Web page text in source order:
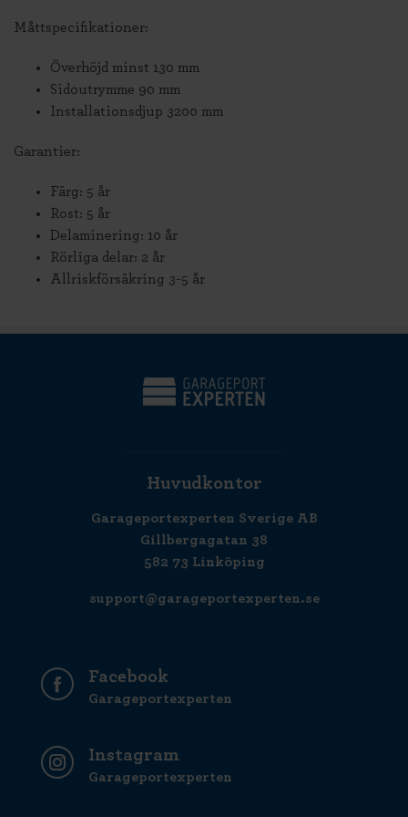
Måttspecifikationer:
Överhöjd minst 130 mm
Sidoutrymme 90 mm
Installationsdjup 3200 mm
Garantier:
Färg: 5 år
Rost: 5 år
Delaminering: 10 år
Rörliga delar: 2 år
Allriskförsäkring 3-5 år
Huvudkontor
Garageportexperten Sverige AB
Gillbergagatan 38
582 73 Linköping
support@garageportexperten.se
Facebook
Garageportexperten
Instagram
Garageportexperten